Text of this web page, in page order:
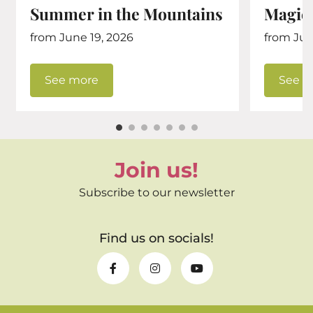
Summer in the Mountains
from June 19, 2026
See more
from
See
Join us!
Subscribe to our newsletter
Find us on socials!